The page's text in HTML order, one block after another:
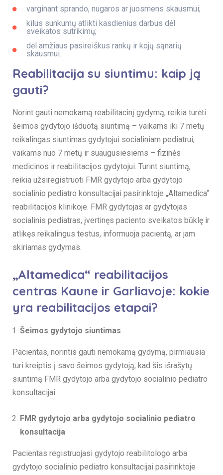
varginant sprando, nugaros ar juosmens skausmui;
kilus sunkumų atlikti kasdienius darbus dėl
sveikatos sutrikimų;
dėl amžiaus pasireiškus rankų ir kojų sąnarių
skausmui.
Reabilitacija su siuntimu: kaip ją
gauti?
Norint gauti nemokamą reabilitacinį gydymą, reikia turėti
šeimos gydytojo išduotą siuntimą – vaikams iki 7 metų
reikalingas siuntimas gydytojui socialiniam pediatrui,
vaikams nuo 7 metų ir suaugusiesiems – fizinės
medicinos ir reabilitacijos gydytojui. Turint siuntimą,
reikia užsiregistruoti FMR gydytojo arba gydytojo
socialinio pediatro konsultacijai pasirinktoje „Altamedica“
reabilitacijos klinikoje. FMR gydytojas ar gydytojas
socialinis pediatras, įvertinęs paciento sveikatos būklę ir
atlikęs reikalingus testus, informuoja pacientą, ar jam
skiriamas gydymas.
„Altamedica“ reabilitacijos
centras Kaune ir Garliavoje: kokie
yra reabilitacijos etapai?
Šeimos gydytojo siuntimas
Pacientas, norintis gauti nemokamą gydymą, pirmiausia
turi kreiptis į savo šeimos gydytoją, kad šis išrašytų
siuntimą FMR gydytojo arba gydytojo socialinio pediatro
konsultacijai.
FMR gydytojo arba gydytojo socialinio pediatro
konsultacija
Pacientas registruojasi gydytojo reabilitologo arba
gydytojo socialinio pediatro konsultacijai pasirinktoje